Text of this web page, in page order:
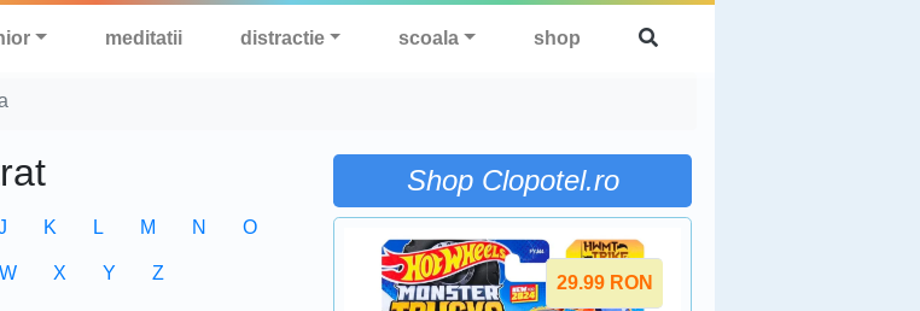
meditatii distractie scoala shop
K L M N O
W X Y Z
Shop Clopotel.ro
29.99 RON